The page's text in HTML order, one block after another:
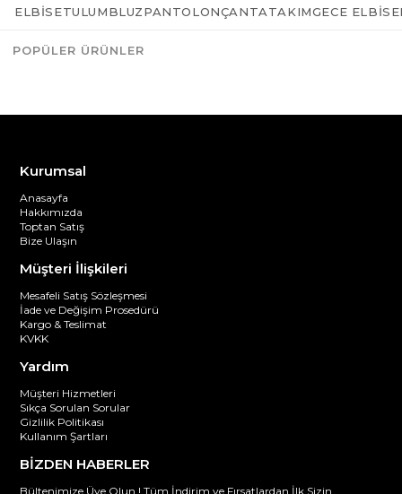
Kurumsal
Anasayfa
Hakkımızda
Toptan Satış
Bize Ulaşın
Müşteri İlişkileri
Mesafeli Satış Sözleşmesi
İade ve Değişim Prosedürü
Kargo & Teslimat
KVKK
Yardım
Müşteri Hizmetleri
Sıkça Sorulan Sorular
Gizlilik Politikası
Kullanım Şartları
BİZDEN HABERLER
Bültenimize Üye Olun ! Tüm İndirim ve Fırsatlardan İlk Sizin
ELBISETULUMBLUZPANTOLONÇANTATAKIMGECE
POPÜLER ÜRÜNLER